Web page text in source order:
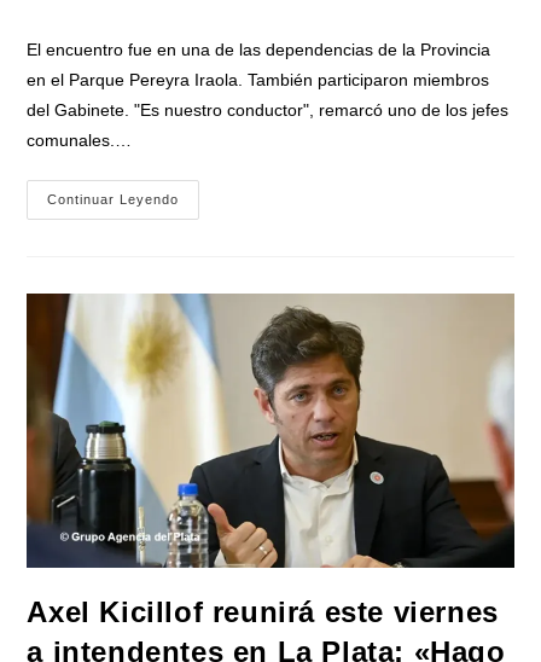
El encuentro fue en una de las dependencias de la Provincia
en el Parque Pereyra Iraola. También participaron miembros
del Gabinete. "Es nuestro conductor", remarcó uno de los jefes
comunales.…
Continuar Leyendo
Reunió
Las
Elecciones
Y
Recibió
Respaldo
Axel Kicillof reunirá este viernes
a intendentes en La Plata: «Hago